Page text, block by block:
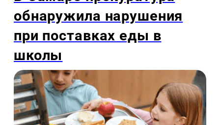
обнаружила нарушения
при поставках еды в
школы